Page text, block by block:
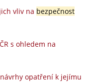
vliv na bezpečnost
s ohledem na
opatření k jejímu